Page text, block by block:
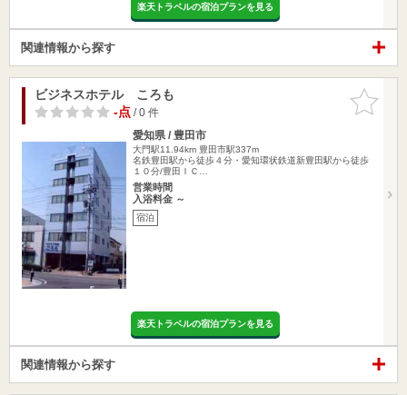
楽天トラベルの宿泊プランを見る
関連情報から探す
お気に入
りに追加
ビジネスホテル ころも
-点/ 0 件
愛知県 / 豊田市
大門駅11.94km 豊田市駅337m
名鉄豊田駅から徒歩４分・愛知環状鉄道新豊田駅から徒歩
１０分/豊田ＩＣ…
営業時間
入浴料金 ～
宿泊
楽天トラベルの宿泊プランを見る
関連情報から探す